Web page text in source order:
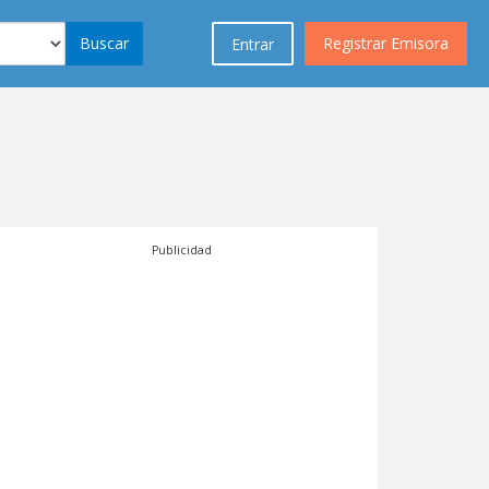
Registrar Emisora
Entrar
Buscar
Publicidad